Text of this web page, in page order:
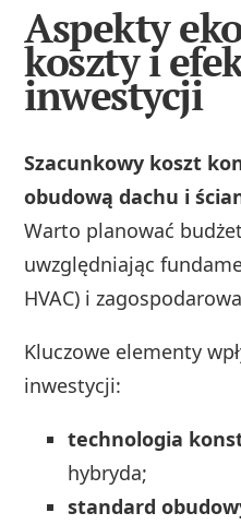
Aspekty
koszty i
inwestycji
Szacunkowy koszt
obudową dachu i
Warto planować
uwzględniając
HVAC) i
Kluczowe elementy
inwestycji:
technologia
hybryda;
standard